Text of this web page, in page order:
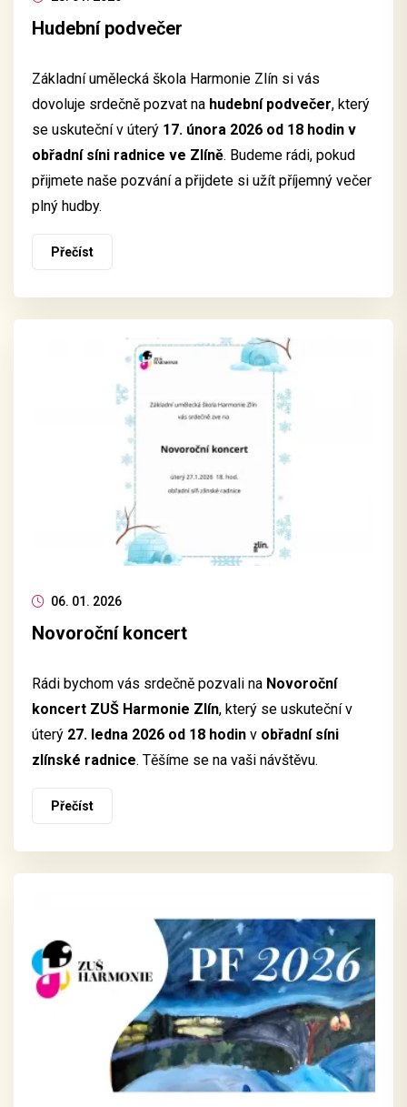
Hudební podvečer
Základní umělecká škola Harmonie Zlín si vás
dovoluje srdečně pozvat na hudební podvečer, který
se uskuteční v úterý 17. února 2026 od 18 hodin v
obřadní síni radnice ve Zlíně. Budeme rádi, pokud
přijmete naše pozvání a přijdete si užít příjemný večer
plný hudby.
Přečíst
06. 01. 2026
Novoroční koncert
Rádi bychom vás srdečně pozvali na Novoroční
koncert ZUŠ Harmonie Zlín, který se uskuteční v
úterý 27. ledna 2026 od 18 hodin v obřadní síni
zlínské radnice. Těšíme se na vaši návštěvu.
Přečíst